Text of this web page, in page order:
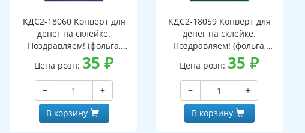
КДС2-18060 Конверт для
денег на склейке.
Поздравляем! (фольга,
мужской, однотонный,
узоры)
Цена розн: 35₽
−
+
В корзину
КДС2-18059 Конверт для
денег на склейке.
Поздравляем! (фольга,
мужской, узоры)
Цена розн: 35₽
−
+
В корзину